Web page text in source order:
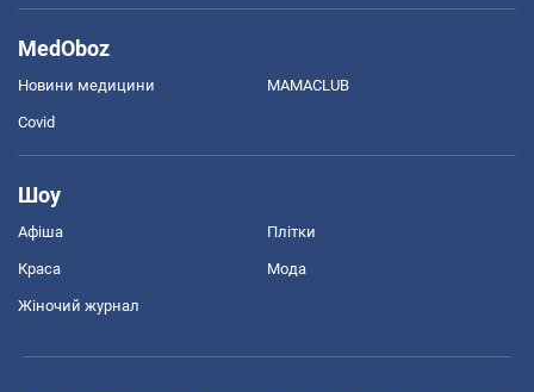
MedOboz
Новини медицини MAMACLUB
Covid
Шоу
Афіша Плітки
Краса Мода
Жіночий журнал